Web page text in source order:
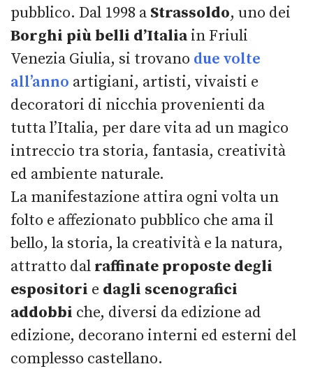
pubblico. Dal 1998 a Strassoldo, uno dei
Borghi più belli d’Italiain Friuli
Venezia Giulia, si trovano due volte
all’anno artigiani, artisti, vivaisti e
decoratori di nicchia provenienti da
tutta l’Italia, per dare vita ad un magico
intreccio tra storia, fantasia, creatività
ed ambiente naturale.
La manifestazione attira ogni volta un
folto e affezionato pubblico che ama il
bello, la storia, la creatività e la natura,
attratto dal raffinate proposte degli
espositori e dagli scenografici
addobbi che, diversi da edizione ad
edizione, decorano interni ed esterni del
complesso castellano.